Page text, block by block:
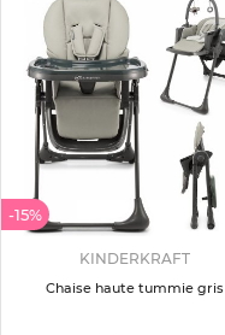
-15%
KINDERKRAFT
Chaise haute tummie gris